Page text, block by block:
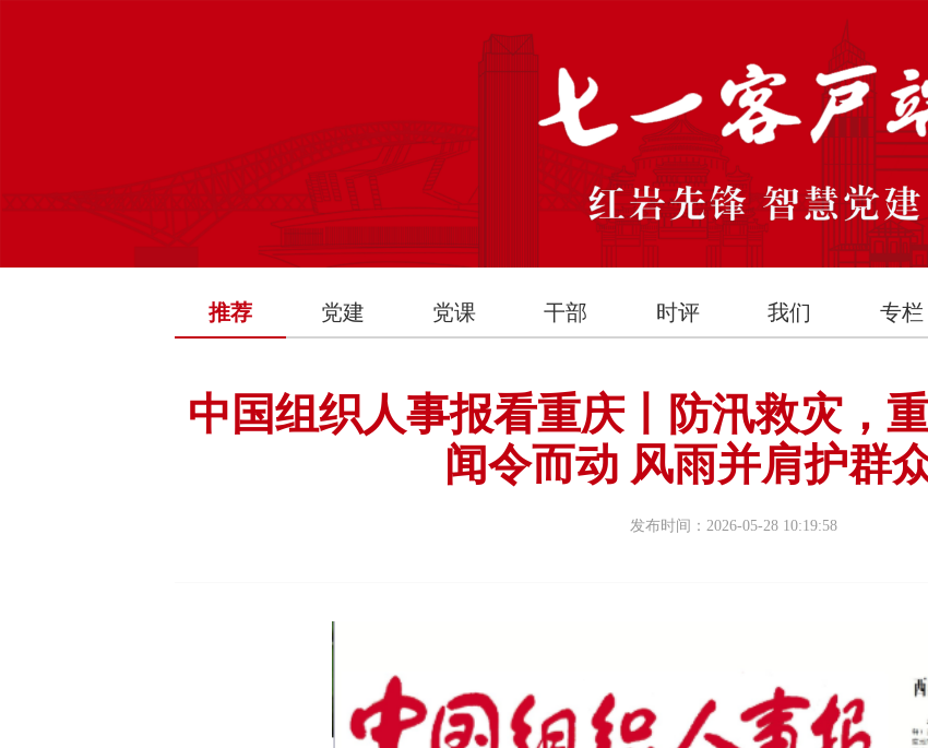
推荐 党建 党课 干部 时评 我们 专栏
中国组织人事报看重庆丨防汛救灾，
闻令而动 风雨并肩护群
发布时间：2026-05-28 10:19:58